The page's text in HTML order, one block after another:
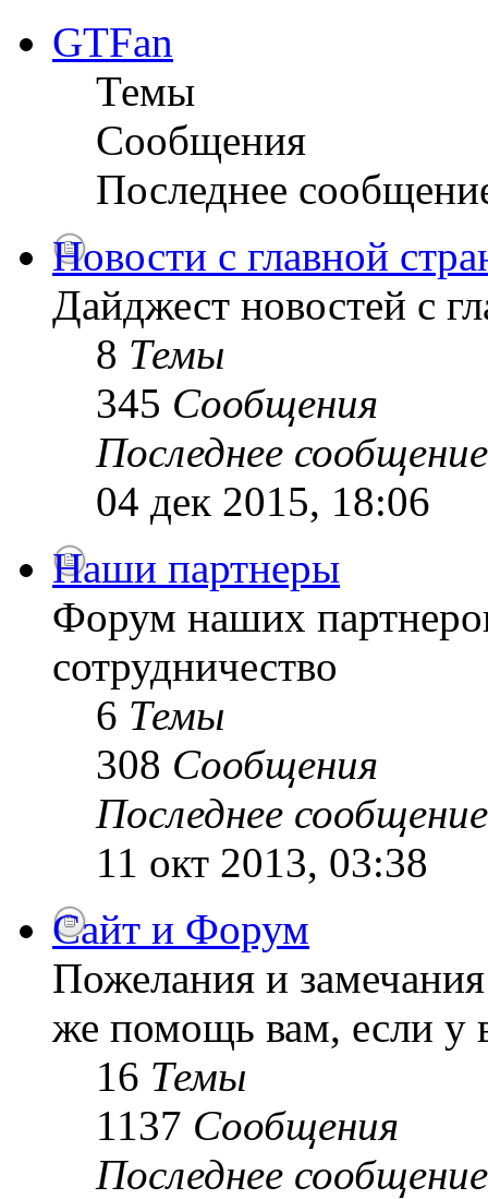
GTFan
Темы
Сообщения
Последнее
Новости с главной
Дайджест новостей с
8 Темы
345 Сообщения
Последнее сообщение
04 дек 2015, 18:06
Наши партнеры
Форум наших
сотрудничество
6 Темы
308 Сообщения
Последнее сообщение
11 окт 2013, 03:38
Сайт и Форум
Пожелания и
же помощь вам, если у
16 Темы
1137 Сообщения
Последнее сообщение